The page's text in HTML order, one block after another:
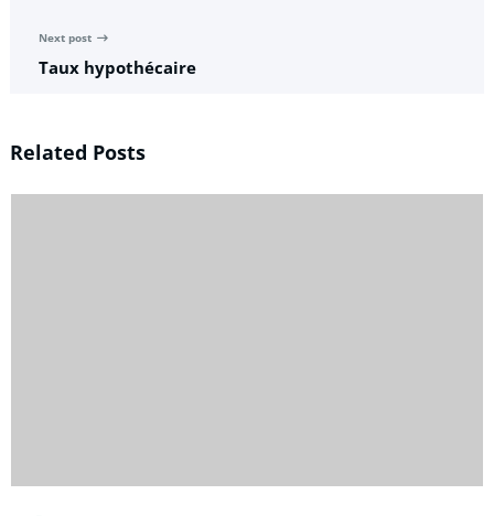
Next post
Taux hypothécaire
Related Posts